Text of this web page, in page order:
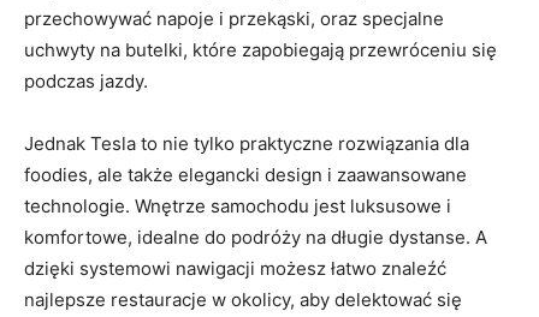
‍przechowywać napoje i przekąski, oraz ​specjalne
⁤uchwyty ‍na butelki, które zapobiegają przewróceniu się
podczas​ jazdy.
Jednak Tesla to nie tylko praktyczne⁤ rozwiązania dla
foodies, ale także elegancki design ⁢i ⁤zaawansowane
⁤technologie. Wnętrze samochodu⁣ jest ​luksusowe​ i
komfortowe, idealne do podróży na⁤ długie dystanse. A‍
dzięki systemowi nawigacji możesz​ łatwo ⁢znaleźć
najlepsze restauracje w okolicy, aby‍ delektować się